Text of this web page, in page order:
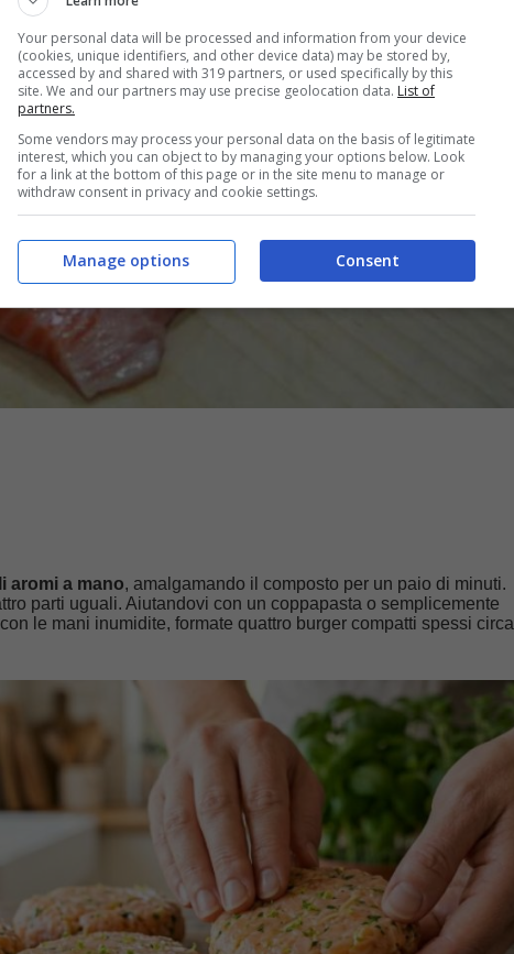
aromi a mano, amalgamando il composto per un paio di minuti.
parti uguali. Aiutandovi con un coppapasta o semplicemente
le mani inumidite, formate quattro burger compatti spessi circa
Your personal data will be processed and information from your device
(cookies, unique identifiers, and other device data) may be stored by,
accessed by and shared with 319 partners, or used specifically by this
site. We and our partners may use precise geolocation data. List of
partners.
Some vendors may process your personal data on the basis of legitimate
interest, which you can object to by managing your options below. Look
for a link at the bottom of this page or in the site menu to manage or
withdraw consent in privacy and cookie settings.
Consent
Manage options